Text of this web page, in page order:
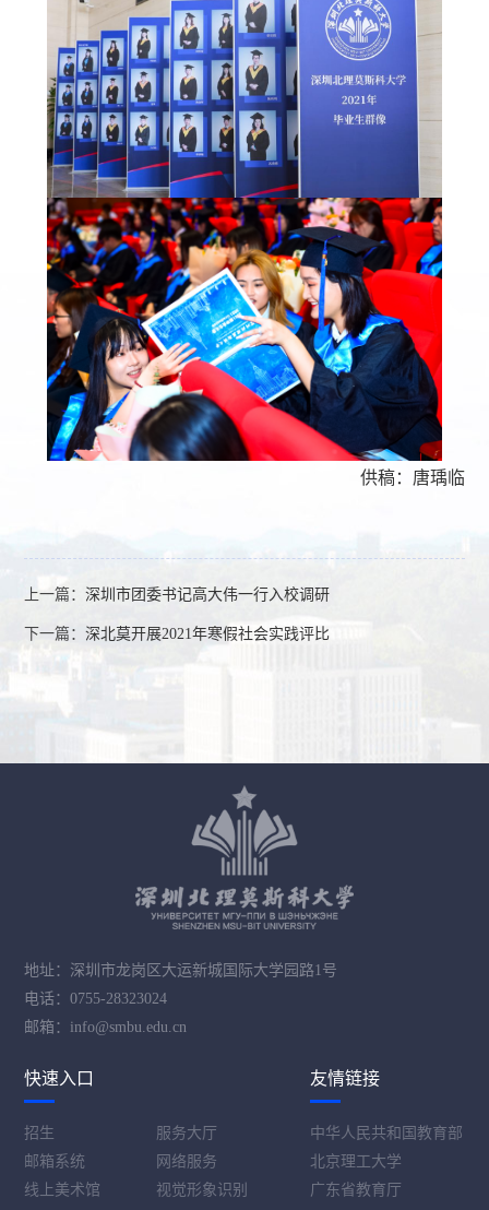
供稿： 唐瑀临
上一篇：深圳市团委书记高大伟一行入校调研
下一篇：深北莫开展2021年寒假社会实践评比
地址：深圳市龙岗区大运新城国际大学园路1号
电话：0755-28323024
邮箱：info@smbu.edu.cn
快速入口
招生
服务大厅
邮箱系统
网络服务
线上美术馆
视觉形象识别
友情链接
中华人民共和国教育部
北京理工大学
广东省教育厅